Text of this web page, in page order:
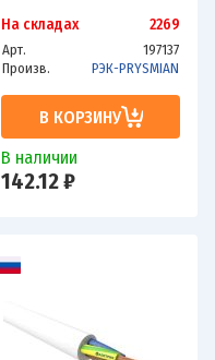
На складах 2269
Арт.
197137
Произв.
РЭК-PRYSMIAN
В КОРЗИНУ
В наличии
142.12 ₽